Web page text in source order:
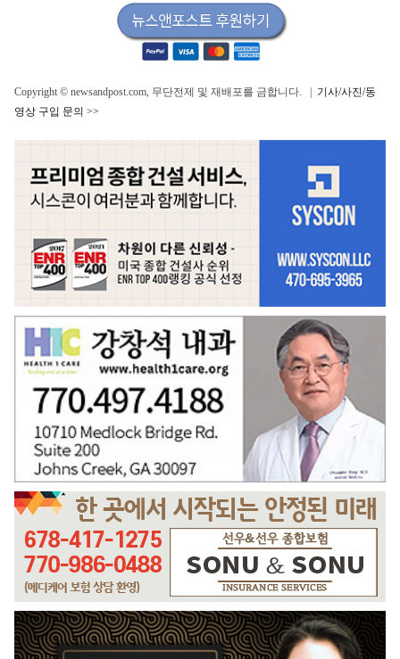
Copyright © newsandpost.com, 무단전제 및 재배포를 금합니다. | 기사/사진/동
영상 구입 문의 >>